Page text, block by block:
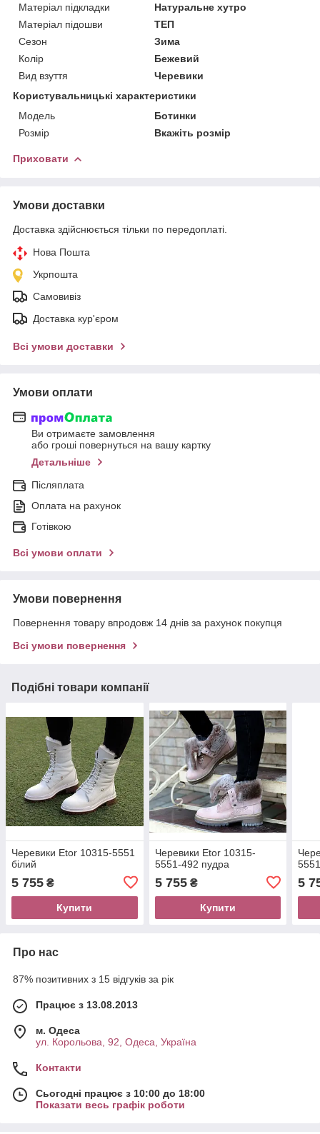
Матеріал підкладки
Натуральне хутро
Матеріал підошви
ТЕП
Сезон
Зима
Колір
Бежевий
Вид взуття
Черевики
Користувальницькі характеристики
Мoдель
Ботинки
Розмір
Вкажіть розмір
Приховати
Умови доставки
Доставка здійснюється тільки по передоплаті.
Нова Пошта
Укрпошта
Самовивіз
Доставка кур'єром
Всі умови доставки
Умови оплати
Ви отримаєте замовлення
або гроші повернуться на вашу картку
Детальніше
Післяплата
Оплата на рахунок
Готівкою
Всі умови оплати
Умови повернення
Повернення товару впродовж 14 днів за рахунок покупця
Всі умови повернення
Подібні товари компанії
Черевики Etor 10315-5551
білий
5 755 ₴
Купити
Черевики Etor 10315-
5551-492 пудра
5 755₴
Купити
5
Про нас
87% позитивних з 15 відгуків за рік
Працює з 13.08.2013
м. Одеса
ул. Корольова, 92, Одеса, Україна
Контакти
Сьогодні працює з 10:00 до 18:00
Показати весь графік роботи